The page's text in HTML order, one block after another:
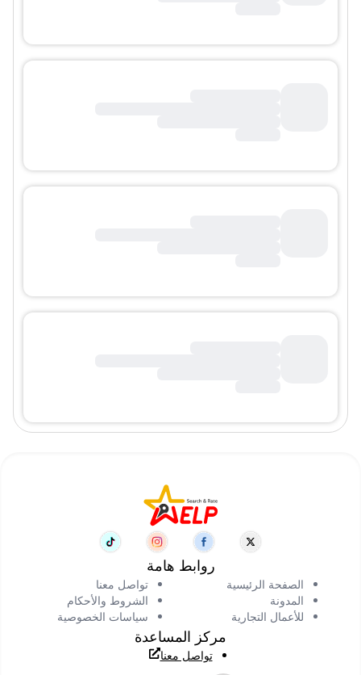
روابط هامة
الصفحة الرئيسية
المدونة
للأعمال التجارية
تواصل معنا
الشروط والأحكام
سياسات الخصوصية
مركز المساعدة
تواصل معنا